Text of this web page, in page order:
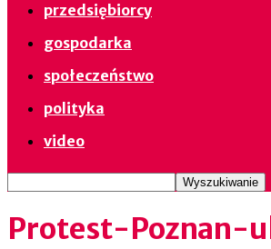
przedsiębiorcy
gospodarka
społeczeństwo
polityka
video
Protest-Poznan-